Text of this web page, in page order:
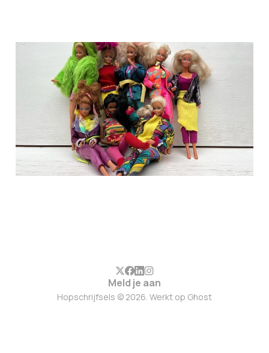
Als je kind je terugfluit...
27 mrt. 20247 min leestijd Members
Meld je aan
Hopschrijfsels © 2026. Werkt op Ghost